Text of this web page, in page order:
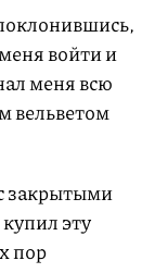
войти и
меня всю
вельветом
закрытыми
эту
пор